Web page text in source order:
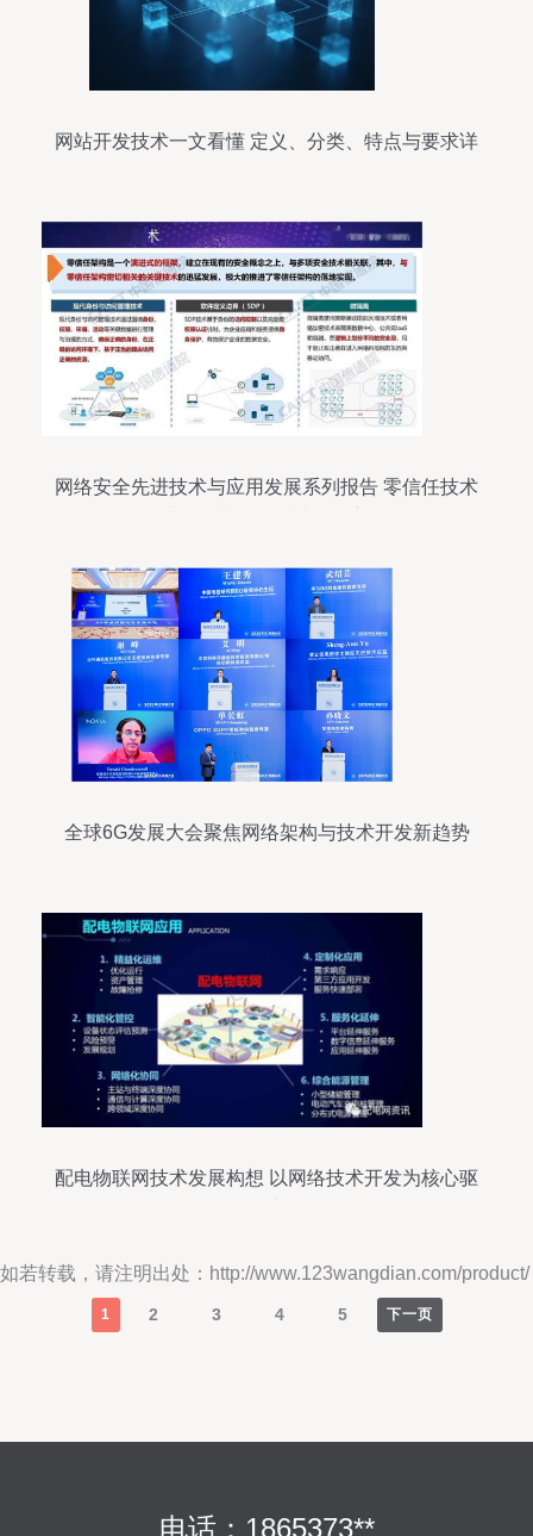
网站开发技术一文看懂 定义、分类、特点与要求详
网络安全先进技术与应用发展系列报告 零信任技术
全球6G发展大会聚焦网络架构与技术开发新趋势
配电物联网技术发展构想 以网络技术开发为核心驱
如若转载，请注明出处：http://www.123wangdian.com/product/
1 2 3 4 5 下一页
电话：1865373**